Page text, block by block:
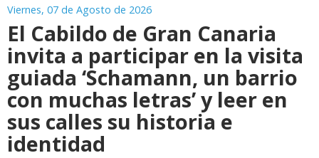
Viernes, 07 de Agosto de 2026
El Cabildo de Gran Canaria
invita a participar en la visita
guiada ‘Schamann, un barrio
con muchas letras’ y leer en
sus calles su historia e
identidad